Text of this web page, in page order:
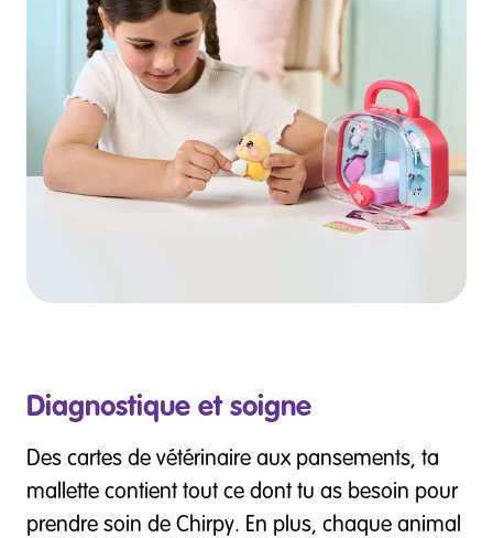
Diagnostique et soigne
Des cartes de vétérinaire aux pansements, ta
mallette contient tout ce dont tu as besoin pour
prendre soin de Chirpy. En plus, chaque animal